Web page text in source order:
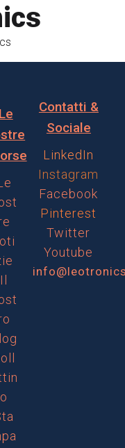
Le
Il
o
Contatti &
Sociale
LinkedIn
Instagram
Facebook
Pinterest
Twitter
Youtube